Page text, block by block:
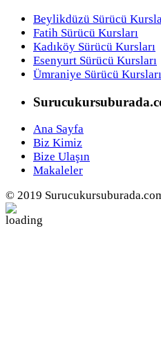
Beylikdüzü Sürücü
Fatih Sürücü Kursları
Kadıköy Sürücü Kursları
Esenyurt Sürücü Kursları
Ümraniye Sürücü Kursları
Ana Sayfa
Biz Kimiz
Bize Ulaşın
Makaleler
© 2019